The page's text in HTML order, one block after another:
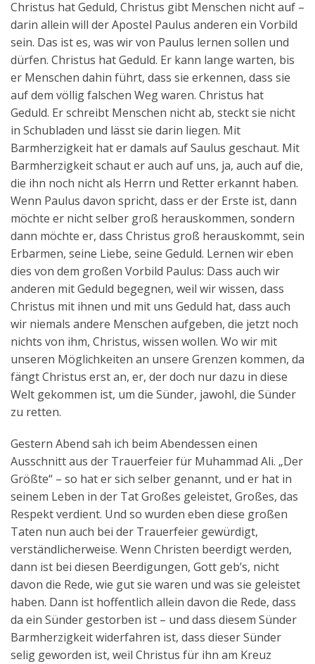
Christus hat Geduld, Christus gibt Menschen nicht auf –
darin allein will der Apostel Paulus anderen ein Vorbild
sein. Das ist es, was wir von Paulus lernen sollen und
dürfen. Christus hat Geduld. Er kann lange warten, bis
er Menschen dahin führt, dass sie erkennen, dass sie
auf dem völlig falschen Weg waren. Christus hat
Geduld. Er schreibt Menschen nicht ab, steckt sie nicht
in Schubladen und lässt sie darin liegen. Mit
Barmherzigkeit hat er damals auf Saulus geschaut. Mit
Barmherzigkeit schaut er auch auf uns, ja, auch auf die,
die ihn noch nicht als Herrn und Retter erkannt haben.
Wenn Paulus davon spricht, dass er der Erste ist, dann
möchte er nicht selber groß herauskommen, sondern
dann möchte er, dass Christus groß herauskommt, sein
Erbarmen, seine Liebe, seine Geduld. Lernen wir eben
dies von dem großen Vorbild Paulus: Dass auch wir
anderen mit Geduld begegnen, weil wir wissen, dass
Christus mit ihnen und mit uns Geduld hat, dass auch
wir niemals andere Menschen aufgeben, die jetzt noch
nichts von ihm, Christus, wissen wollen. Wo wir mit
unseren Möglichkeiten an unsere Grenzen kommen, da
fängt Christus erst an, er, der doch nur dazu in diese
Welt gekommen ist, um die Sünder, jawohl, die Sünder
zu retten.
Gestern Abend sah ich beim Abendessen einen
Ausschnitt aus der Trauerfeier für Muhammad Ali. „Der
Größte“ – so hat er sich selber genannt, und er hat in
seinem Leben in der Tat Großes geleistet, Großes, das
Respekt verdient. Und so wurden eben diese großen
Taten nun auch bei der Trauerfeier gewürdigt,
verständlicherweise. Wenn Christen beerdigt werden,
dann ist bei diesen Beerdigungen, Gott geb’s, nicht
davon die Rede, wie gut sie waren und was sie geleistet
haben. Dann ist hoffentlich allein davon die Rede, dass
da ein Sünder gestorben ist – und dass diesem Sünder
Barmherzigkeit widerfahren ist, dass dieser Sünder
selig geworden ist, weil Christus für ihn am Kreuz